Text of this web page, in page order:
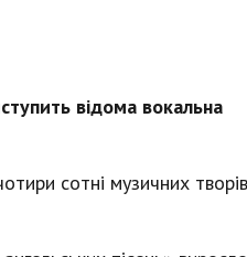
відома вокальна
сотні музичних творів